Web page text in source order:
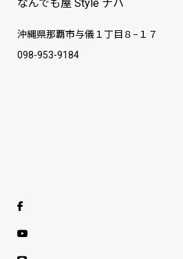
なんでも屋 Style ナハ
沖縄県那覇市与儀１丁目８−１７
098-953-9184